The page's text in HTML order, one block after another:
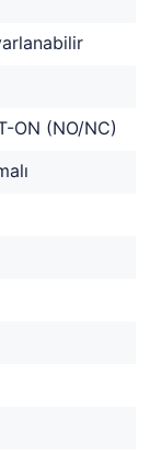
ON (NO/NC)